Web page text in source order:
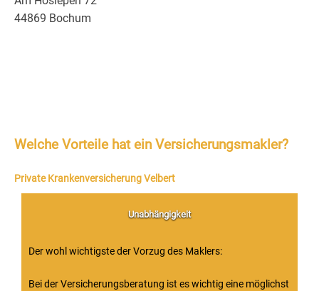
44869 Bochum
Welche Vorteile hat ein Versicherungsmakler?
Private Krankenversicherung Velbert
Unabhängigkeit
Der wohl wichtigste der Vorzug des Maklers:
Bei der Versicherungsberatung ist es wichtig eine möglichst